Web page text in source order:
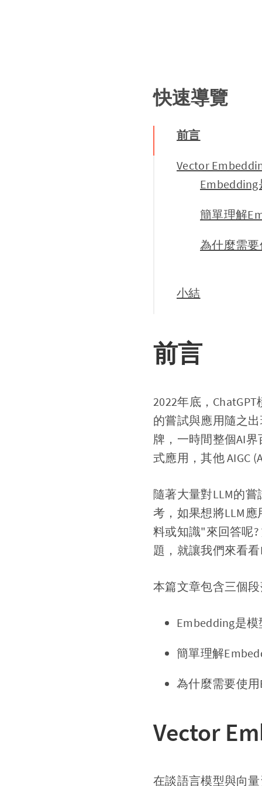
快速導覽
前言
Vector
簡單理解
為什麼需要
小結
前言
2022年底，
的嘗試與應用隨之
牌，一時間整個AI界
式應用，其他 AIGC
隨著大量對LLM的
考，如果想將LLM
料或知識"來回答呢
題，就讓我們來看
本篇文章包含三個
Embedding是
簡單理解
為什麼需要使
Vector
在談語言模型與向